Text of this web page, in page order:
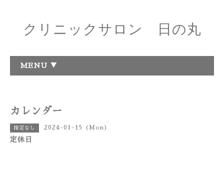
クリニックサロン 日の丸
MENU ▼
カレンダー
指定なし 2024-01-15 (Mon)
定休日